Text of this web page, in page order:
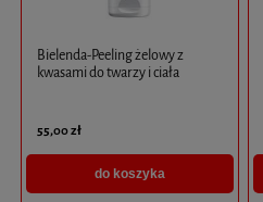
Bielenda-Peeling żelowy z
kwasami do twarzy i ciała
55,00 zł
do koszyka